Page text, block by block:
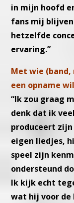
in mijn hoofd
fans mij
hetzelfde
ervaring.”
Met wie
een opname
“Ik zou graag
denk dat ik
produceert
eigen liedjes,
speel zijn
ondersteund
Ik kijk echt
wat hij voor